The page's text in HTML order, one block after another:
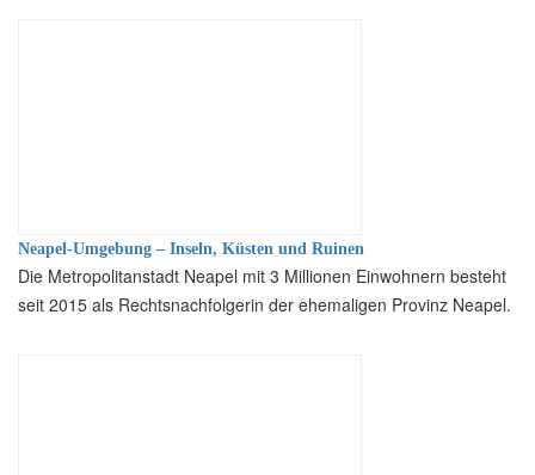
Neapel-Umgebung – Inseln, Küsten und Ruinen
Die Metropolitanstadt Neapel mit 3 Millionen Einwohnern besteht
seit 2015 als Rechtsnachfolgerin der ehemaligen Provinz Neapel.